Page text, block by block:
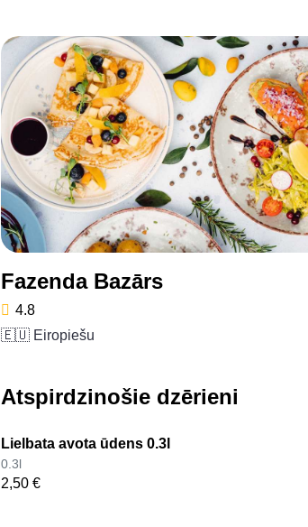
Fazenda Bazārs
4.8
🇪🇺 Eiropiešu
Atspirdzinošie dzērieni
Lielbata avota ūdens 0.3l
0.3l
2,50 €